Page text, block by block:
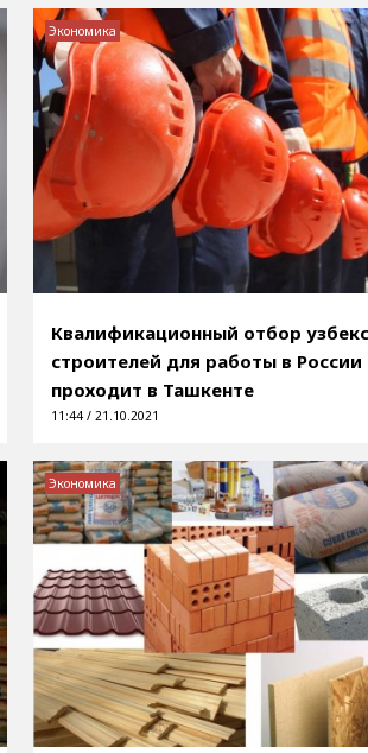
Квалификационный отбор
строителей для работы в России
проходит в Ташкенте
11:44 / 21.10.2021
Экономика
Экономика